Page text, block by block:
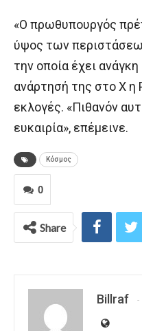
«Ο πρωθυπουργός
ύψος των
την οποία έχει
ανάρτησή της στο Χ η
εκλογές. «Πιθανόν
ευκαιρία», επέμεινε.
Κόσμος
0
Share
Billraf